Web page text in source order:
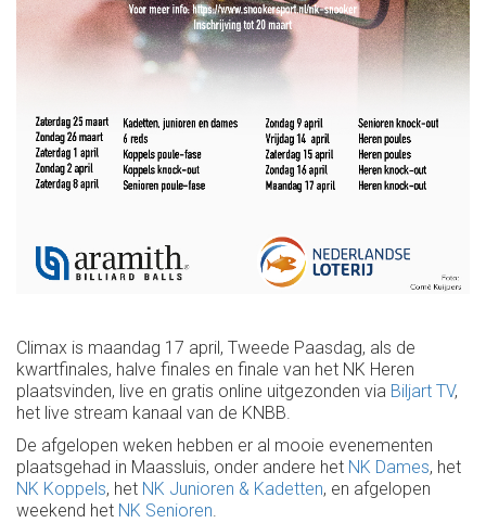
Climax is maandag 17 april, Tweede Paasdag, als de
kwartfinales, halve finales en finale van het NK Heren
plaatsvinden, live en gratis online uitgezonden via Biljart TV,
het live stream kanaal van de KNBB.
De afgelopen weken hebben er al mooie evenementen
plaatsgehad in Maassluis, onder andere het NK Dames, het
NK Koppels, het NK Junioren & Kadetten, en afgelopen
weekend het NK Senioren.